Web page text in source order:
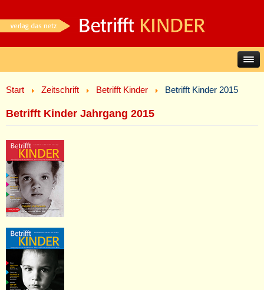
Start Zeitschrift Betrifft Kinder Betrifft Kinder 2015
Betrifft Kinder Jahrgang 2015